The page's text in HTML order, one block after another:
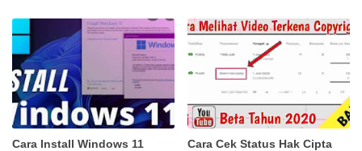
Cara Install Windows 11
Cara Cek Status Hak Cipta